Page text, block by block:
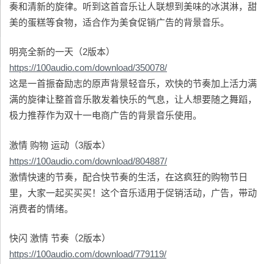
奏和清新的旋律。听到这首音乐让人联想到美味的冰淇淋，甜
美的蛋糕等食物，适合作为美食促销广告的背景音乐。
明亮全新的一天（2版本）
https://100audio.com/download/350078/
这是一首振奋励志的原声背景轻音乐，欢快的节奏加上活力满
满的旋律让整首音乐散发着快乐的气息，让人想要随之舞蹈，
极力推荐作为双十一电商广告的背景音乐使用。
激情 购物 运动（3版本）
https://100audio.com/download/804887/
激情快速的节奏，配合快节奏的生活，在这疯狂的购物节日
里，大家一起买买买！这个音乐适用于促销活动，广告，带动
消费者的情绪。
快闪 激情 节奏（2版本）
https://100audio.com/download/779119/